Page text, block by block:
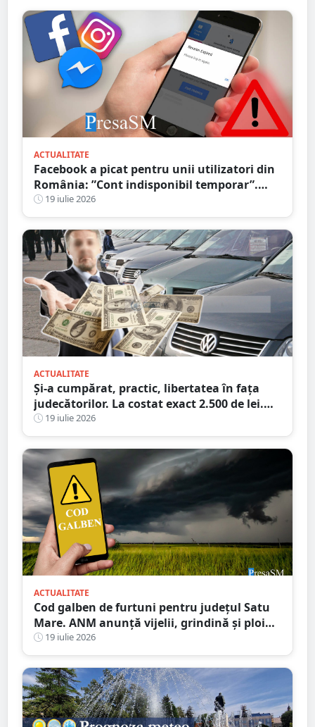
ACTUALITATE
Facebook a picat pentru unii utilizatori din
România: ”Cont indisponibil temporar”.
Probleme și în alte țări
19 iulie 2026
ACTUALITATE
Și-a cumpărat, practic, libertatea în fața
judecătorilor. La costat exact 2.500 de lei.
Victima a plătit cheltuielile de judecată
19 iulie 2026
ACTUALITATE
Cod galben de furtuni pentru județul Satu
Mare. ANM anunță vijelii, grindină și ploi
torențiale
19 iulie 2026